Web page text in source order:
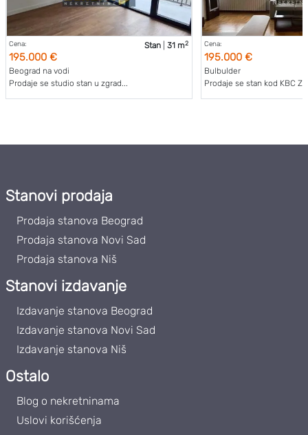
Cena:
195.000 €
Stan| 31 m2
Beograd na vodi
Prodaje se studio stan u zgrad...
Cena:
195.000 €
Bulbulder
Prodaje se stan kod KBC
Stanovi prodaja
Prodaja stanova Beograd
Prodaja stanova Novi Sad
Prodaja stanova Niš
Stanovi izdavanje
Izdavanje stanova Beograd
Izdavanje stanova Novi Sad
Izdavanje stanova Niš
Ostalo
Blog o nekretninama
Uslovi korišćenja